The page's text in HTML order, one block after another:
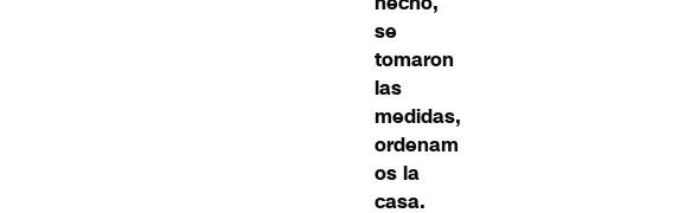
se
tomaron
las
medidas,
ordenam
os la
casa.